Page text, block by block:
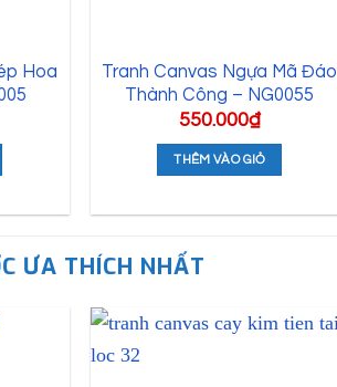
Hoa
Tranh Canvas Ngựa Mã Đáo
Thành Công – NG0055
550.000₫
THÊM VÀO GIỎ
ƯA THÍCH NHẤT